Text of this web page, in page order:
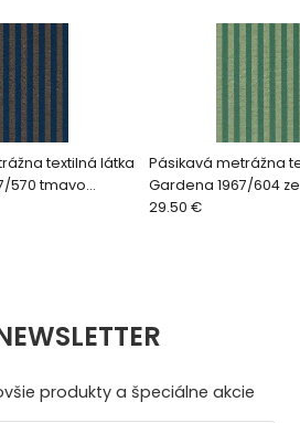
textilná látka
570 tmavo
Pásikavá metrážna
Gardena 1967/604
29.50 €
produkty a špeciálne akcie